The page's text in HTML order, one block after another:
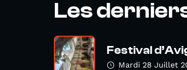
Les
Festival
Mardi 28 Juillet